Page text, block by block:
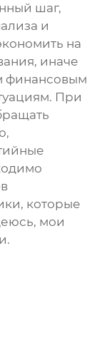
шаг,
и
на
иначе
финансовым
При
которые
мои